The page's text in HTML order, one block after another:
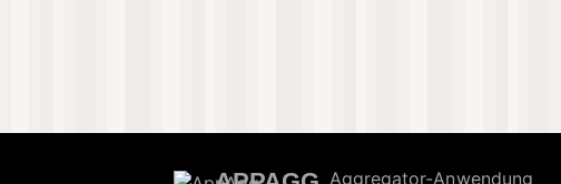
Aggregator-Anwendung